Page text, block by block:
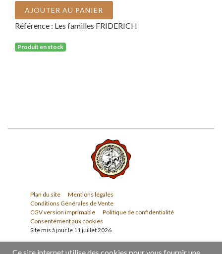
AJOUTER AU PANIER
Référence : Les familles FRIDERICH
Produit en stock
Plan du site
Mentions légales
Conditions Générales de Vente
CGV version imprimable
Politique de confidentialité
Consentement aux cookies
Site mis à jour le 11 juillet 2026